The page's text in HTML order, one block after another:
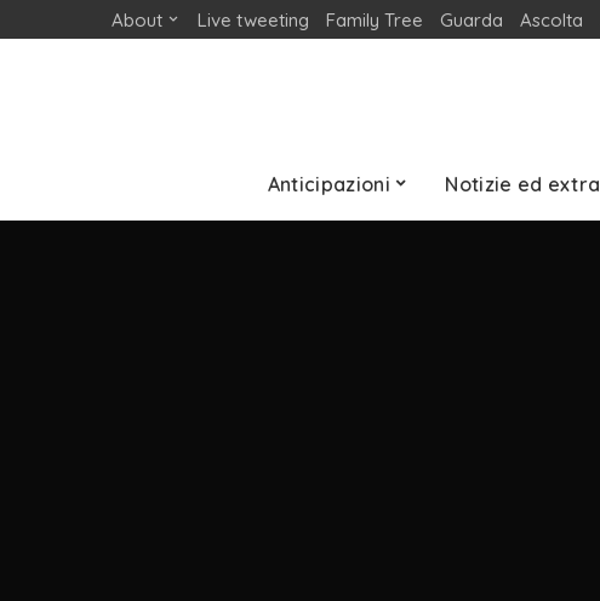
About Live tweeting Family Tree Guarda Ascolta
Anticipazioni Notizie ed extra